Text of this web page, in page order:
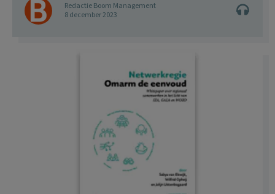
Redactie Boom Management
8 december 2023